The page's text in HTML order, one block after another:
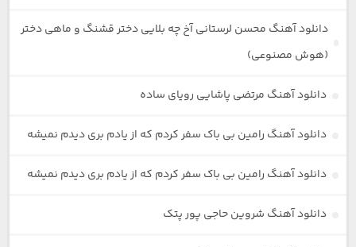
دانلود آهنگ محسن لرستانی آخ چه بلایی دختر قشنگ و ماهی دختر
(هوش مصنوعی)
دانلود آهنگ مرتضی پاشایی رویای ساده
دانلود آهنگ رامین بی باک سفر کردم که از یادم بری دیدم نمیشه
دانلود آهنگ رامین بی باک سفر کردم که از یادم بری دیدم نمیشه
دانلود آهنگ شروین حاجی پور پتک